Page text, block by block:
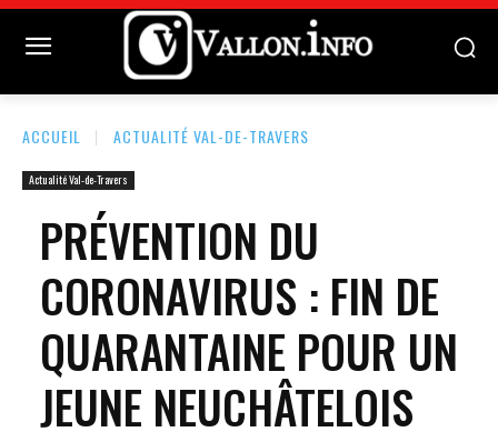
ACCUEIL ACTUALITÉ VAL-DE-TRAVERS
Actualité Val-de-Travers
PRÉVENTION DU
CORONAVIRUS : FIN DE
QUARANTAINE POUR UN
JEUNE NEUCHÂTELOIS